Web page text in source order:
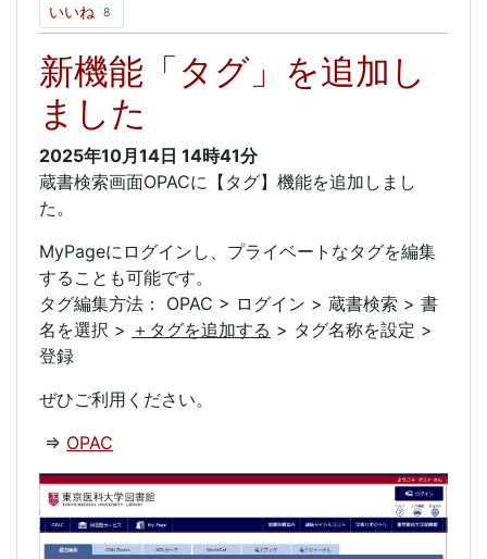
いいね 8
新機能「タグ」を追加し
ました
2025年10月14日 14時41分
蔵書検索画面OPACに【タグ】機能を追加しまし
た。
MyPageにログインし、プライベートなタグを編集
することも可能です。
タグ編集方法： OPAC > ログイン > 蔵書検索 > 書
名を選択 > ＋タグを追加する > タグ名称を設定 >
登録
ぜひご利用ください。
⇒ OPAC